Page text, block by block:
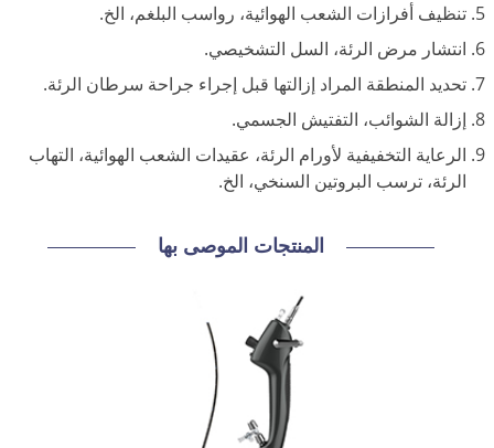
تنظيف أفرازات الشعب الهوائية، رواسب البلغم، الخ.
انتشار مرض الرئة، السل التشخيصي.
تحديد المنطقة المراد إزالتها قبل إجراء جراحة سرطان الرئة.
إزالة الشوائب، التفتيش الجسمي.
الرعاية التخفيفية لأورام الرئة، عقيدات الشعب الهوائية، التهاب
الرئة، ترسب البروتين السنخي، الخ.
المنتجات الموصى بها